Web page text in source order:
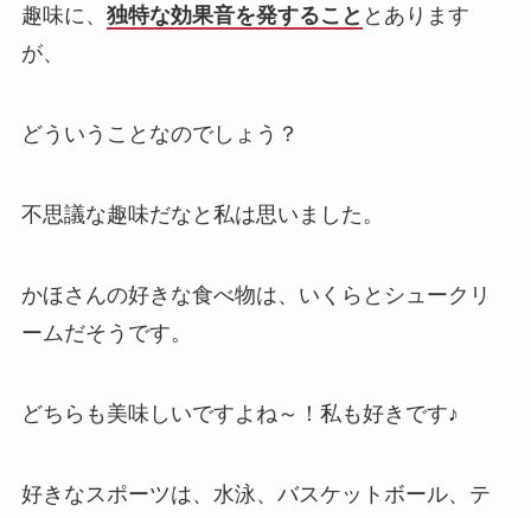
趣味に、 独特な効果音を発すること とあります
が、
どういうことなのでしょう？
不思議な趣味だなと私は思いました。
かほさんの好きな食べ物は、いくらとシュークリ
ームだそうです。
どちらも美味しいですよね～！私も好きです♪
好きなスポーツは、水泳、バスケットボール、テ